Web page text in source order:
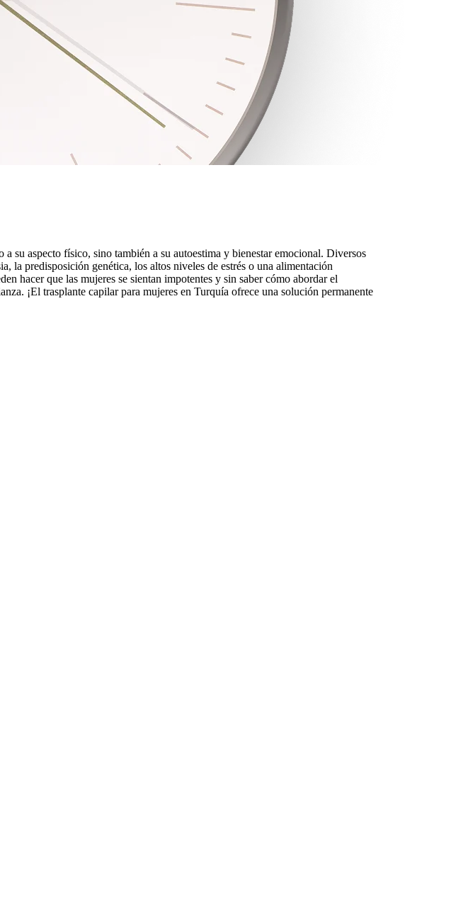
su aspecto físico, sino también a su autoestima y bienestar emocional. Diversos
la predisposición genética, los altos niveles de estrés o una alimentación
hacer que las mujeres se sientan impotentes y sin saber cómo abordar el
¡El trasplante capilar para mujeres en Turquía ofrece una solución permanente